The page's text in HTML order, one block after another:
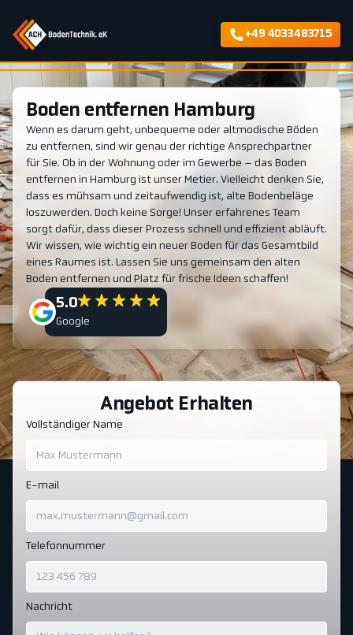
+49 4033483715
Boden entfernen Hamburg
Wenn es darum geht, unbequeme oder altmodische Böden
zu entfernen, sind wir genau der richtige Ansprechpartner
für Sie. Ob in der Wohnung oder im Gewerbe – das Boden
entfernen in Hamburg ist unser Metier. Vielleicht denken Sie,
dass es mühsam und zeitaufwendig ist, alte Bodenbeläge
loszuwerden. Doch keine Sorge! Unser erfahrenes Team
sorgt dafür, dass dieser Prozess schnell und effizient abläuft.
Wir wissen, wie wichtig ein neuer Boden für das Gesamtbild
eines Raumes ist. Lassen Sie uns gemeinsam den alten
Boden entfernen und Platz für frische Ideen schaffen!
5.0
Google
Angebot Erhalten
Vollständiger Name
E-mail
Telefonnummer
Nachricht